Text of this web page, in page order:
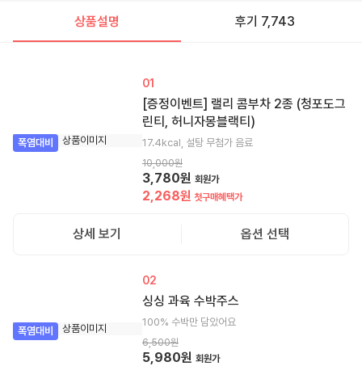
상품설명 후기 7,743
폭염대비
01
[증정이벤트] 랠리 콤부차 2종 (청포도그
린티, 허니자몽블랙티)
17.4kcal, 설탕 무첨가 음료
10,000원
3,780원 회원가
2,268원 첫구매혜택가
상세 보기 옵션 선택
폭염대비
02
싱싱 과육 수박주스
100% 수박만 담았어요
6,500원
5,980원 회원가